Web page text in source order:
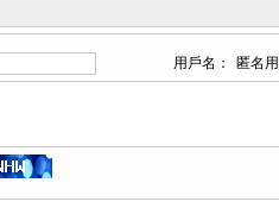
用戶名：
匿名